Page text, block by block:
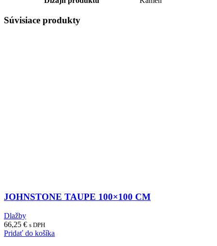
Súvisiace produkty
JOHNSTONE TAUPE 100×100 CM
Dlažby
66,25 € s DPH
Pridať do košíka